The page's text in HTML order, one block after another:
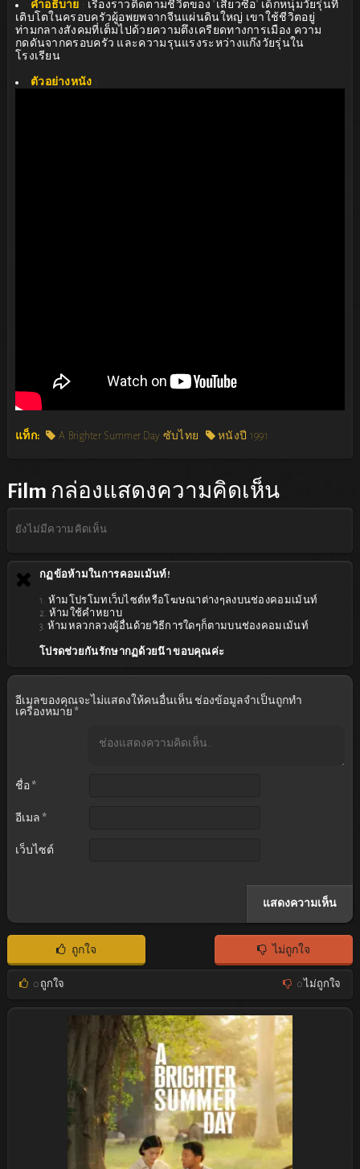
คำอธิบาย : เรื่องราวติดตามชีวิตของ “เสี่ยวซื่อ” เด็กหนุ่มวัยรุ่นที่
เติบโตในครอบครัวผู้อพยพจากจีนแผ่นดินใหญ่ เขาใช้ชีวิตอยู่
ท่ามกลางสังคมที่เต็มไปด้วยความตึงเครียดทางการเมือง ความ
กดดันจากครอบครัว และความรุนแรงระหว่างแก๊งวัยรุ่นใน
โรงเรียน
ตัวอย่างหนัง :
แท็ก: A Brighter Summer Day ซับไทย หนังปี 1991
Film กล่องแสดงความคิดเห็น
ยังไม่มีความคิดเห็น
กฏข้อห้ามในการคอมเม้นท์!
1. ห้ามโปรโมทเว็บไซต์หรือโฆษณาต่างๆลงบนช่องคอมเม้นท์
2. ห้ามใช้คำหยาบ
3. ห้ามหลวกลวงผู้อื่นด้วยวิธีการใดๆก็ตามบนช่องคอมเม้นท์
โปรดช่วยกันรักษากฏด้วยน๊า ขอบคุณค่ะ
อีเมลของคุณจะไม่แสดงให้คนอื่นเห็น ช่องข้อมูลจำเป็นถูกทำ
เครื่องหมาย *
ชื่อ *
อีเมล *
เว็บไซต์
ถูกใจ ไม่ถูกใจ
0ถูกใจ 0ไม่ถูกใจ